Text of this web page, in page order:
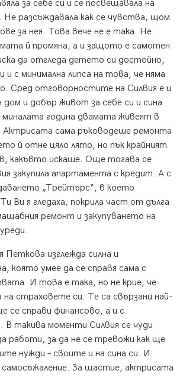
за себе си и се посвещавала на
разсъждавала как се чувства, щом
за нея. Това вече не е така. Не
й промяна, а и защото е самотен
да отгледа детето си достойно,
и с минимална липса на това, че няма
Сред отговорностите на Силвия е и
дом и добър живот за себе си и сина
година двамата живеят в
сама ръководеше ремонта
й отне цяло лято, но пък крайният
какъвто искаше. Още тогава се
закупила апартамента с кредит. А с
„Трейтърс“, в което
Ви я гледаха, покрила част от дълга
ремонт и закупуването на
изглежда силна и
която умее да се справя сама с
И това е така, но не крие, че
на страховете си. Те са свързани най-
се справи финансово, а и с
такива моменти Силвия се чуди
работи, за да не се тревожи как ще
нужди – своите и на сина си. И
самосъжаление. За щастие, актрисата